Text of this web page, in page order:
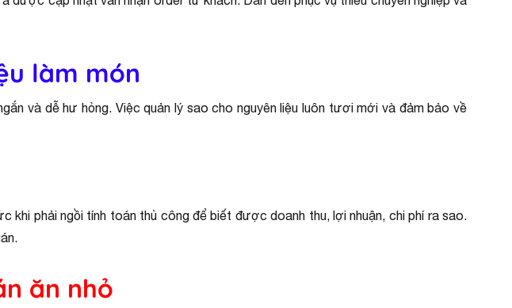
làm món
và dễ hư hỏng. Việc quản lý sao cho nguyên liệu luôn tươi mới và đảm bảo về
phải ngồi tính toán thủ công để biết được doanh thu, lợi nhuận, chi phí ra sao.
ăn nhỏ